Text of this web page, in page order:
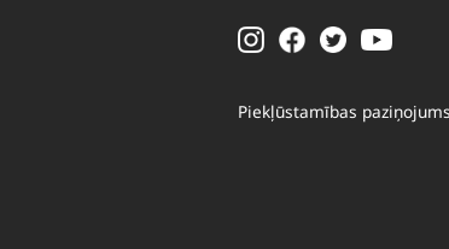
Piekļūstamības paziņojums